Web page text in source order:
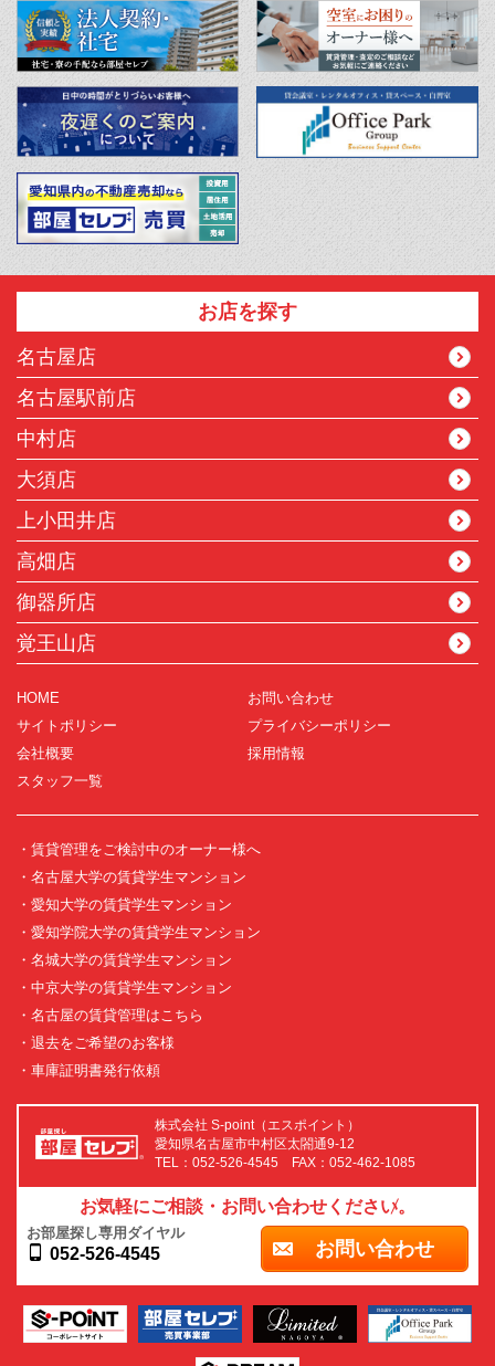
お店を探す
名古屋店
名古屋駅前店
中村店
大須店
上小田井店
高畑店
御器所店
覚王山店
HOME
お問い合わせ
サイトポリシー
プライバシーポリシー
会社概要
採用情報
スタッフ一覧
・賃貸管理をご検討中のオーナー様へ
・名古屋大学の賃貸学生マンション
・愛知大学の賃貸学生マンション
・愛知学院大学の賃貸学生マンション
・名城大学の賃貸学生マンション
・中京大学の賃貸学生マンション
・名古屋の賃貸管理はこちら
・退去をご希望のお客様
・車庫証明書発行依頼
株式会社 S-point（エスポイント）
愛知県名古屋市中村区太閤通9-12
TEL：052-526-4545 FAX：052-462-1085
お気軽にご相談・お問い合わせください。
お部屋探し専用ダイヤル
052-526-4545 お問い合わせ